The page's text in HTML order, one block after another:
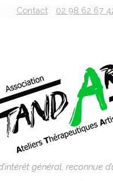
Contact 02 98 62 67
général, reconnue